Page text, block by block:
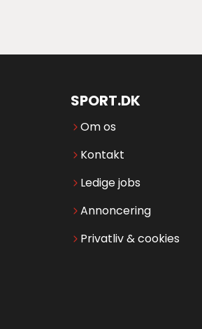
SPORT.DK
Om os
Kontakt
Ledige jobs
Annoncering
Privatliv & cookies